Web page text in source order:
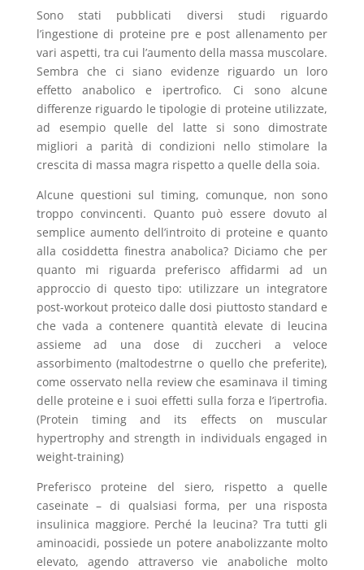
Sono stati pubblicati diversi studi riguardo
l’ingestione di proteine pre e post allenamento per
vari aspetti, tra cui l’aumento della massa muscolare.
Sembra che ci siano evidenze riguardo un loro
effetto anabolico e ipertrofico. Ci sono alcune
differenze riguardo le tipologie di proteine utilizzate,
ad esempio quelle del latte si sono dimostrate
migliori a parità di condizioni nello stimolare la
crescita di massa magra rispetto a quelle della soia.
Alcune questioni sul timing, comunque, non sono
troppo convincenti. Quanto può essere dovuto al
semplice aumento dell’introito di proteine e quanto
alla cosiddetta finestra anabolica? Diciamo che per
quanto mi riguarda preferisco affidarmi ad un
approccio di questo tipo: utilizzare un integratore
post-workout proteico dalle dosi piuttosto standard e
che vada a contenere quantità elevate di leucina
assieme ad una dose di zuccheri a veloce
assorbimento (maltodestrne o quello che preferite),
come osservato nella review che esaminava il timing
delle proteine e i suoi effetti sulla forza e l’ipertrofia.
(Protein timing and its effects on muscular
hypertrophy and strength in individuals engaged in
weight-training)
Preferisco proteine del siero, rispetto a quelle
caseinate – di qualsiasi forma, per una risposta
insulinica maggiore. Perché la leucina? Tra tutti gli
aminoacidi, possiede un potere anabolizzante molto
elevato, agendo attraverso vie anaboliche molto